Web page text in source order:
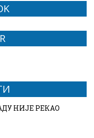
НИЈЕ РЕКАО